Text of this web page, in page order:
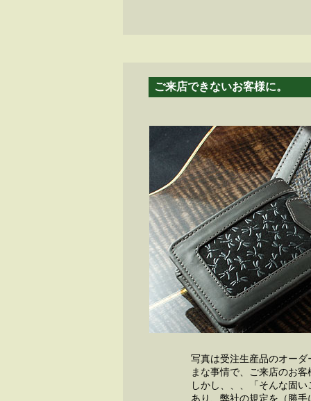
ご来店できないお客様に。
写真は受注生産品のオー
まな事情で、ご来店のお
しかし、、、「そんな固
あり、弊社の規定を（勝